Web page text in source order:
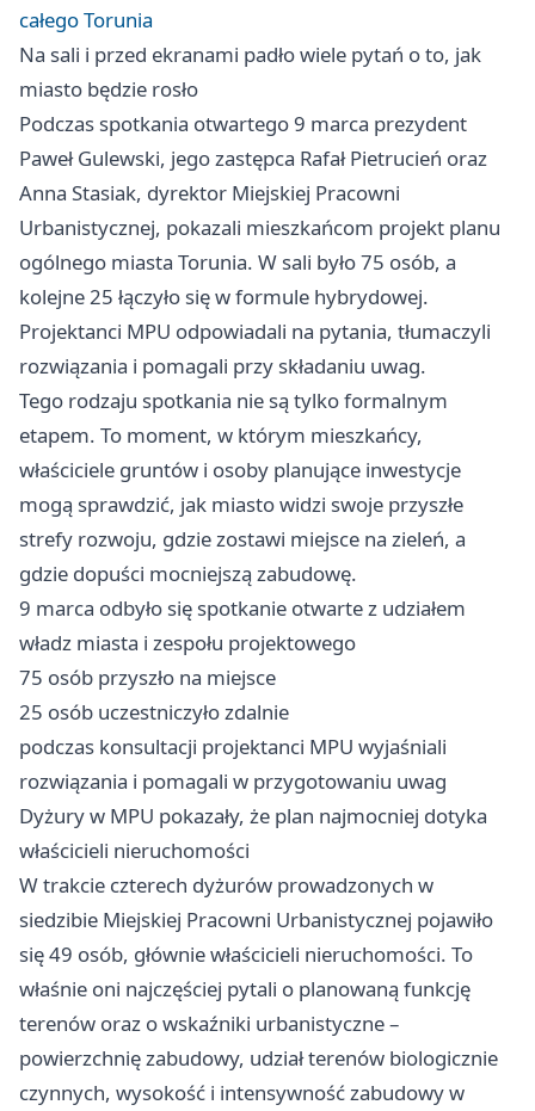
całego Torunia
Na sali i przed ekranami padło wiele pytań o to, jak
miasto będzie rosło
Podczas spotkania otwartego 9 marca prezydent
Paweł Gulewski, jego zastępca Rafał Pietrucień oraz
Anna Stasiak, dyrektor Miejskiej Pracowni
Urbanistycznej, pokazali mieszkańcom projekt planu
ogólnego miasta Torunia. W sali było 75 osób, a
kolejne 25 łączyło się w formule hybrydowej.
Projektanci MPU odpowiadali na pytania, tłumaczyli
rozwiązania i pomagali przy składaniu uwag.
Tego rodzaju spotkania nie są tylko formalnym
etapem. To moment, w którym mieszkańcy,
właściciele gruntów i osoby planujące inwestycje
mogą sprawdzić, jak miasto widzi swoje przyszłe
strefy rozwoju, gdzie zostawi miejsce na zieleń, a
gdzie dopuści mocniejszą zabudowę.
9 marca odbyło się spotkanie otwarte z udziałem
władz miasta i zespołu projektowego
75 osób przyszło na miejsce
25 osób uczestniczyło zdalnie
podczas konsultacji projektanci MPU wyjaśniali
rozwiązania i pomagali w przygotowaniu uwag
Dyżury w MPU pokazały, że plan najmocniej dotyka
właścicieli nieruchomości
W trakcie czterech dyżurów prowadzonych w
siedzibie Miejskiej Pracowni Urbanistycznej pojawiło
się 49 osób, głównie właścicieli nieruchomości. To
właśnie oni najczęściej pytali o planowaną funkcję
terenów oraz o wskaźniki urbanistyczne –
powierzchnię zabudowy, udział terenów biologicznie
czynnych, wysokość i intensywność zabudowy w